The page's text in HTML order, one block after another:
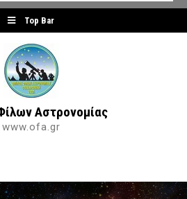
Top Bar
Αστρονομίας
www.ofa.gr